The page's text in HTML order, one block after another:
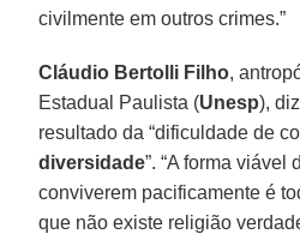
civilmente em outros crimes.”
Cláudio Bertolli Filho,
Estadual Paulista (Unesp),
resultado da “dificuldade de
diversidade”. “A forma viável
conviverem pacificamente é
que não existe religião